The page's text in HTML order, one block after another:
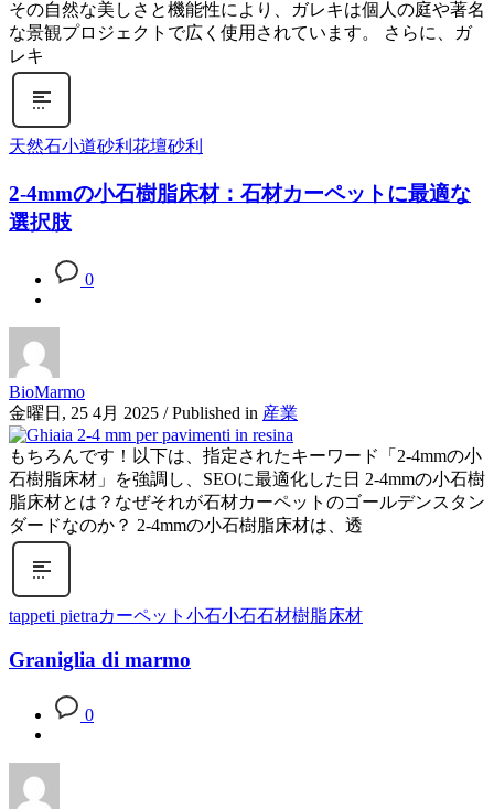
その自然な美しさと機能性により、ガレキは個人の庭や著名
な景観プロジェクトで広く使用されています。 さらに、ガ
レキ
天然石小道砂利 花壇砂利
2-4mmの小石樹脂床材：石材カーペットに最適な
選択肢
0
BioMarmo
金曜日, 25 4月 2025 / Published in 産業
もちろんです！以下は、指定されたキーワード「2-4mmの小
石樹脂床材」を強調し、SEOに最適化した日 2-4mmの小石樹
脂床材とは？なぜそれが石材カーペットのゴールデンスタン
ダードなのか？ 2-4mmの小石樹脂床材は、透
tappeti pietraカーペット小石小石石材樹脂床材
Graniglia di marmo
0